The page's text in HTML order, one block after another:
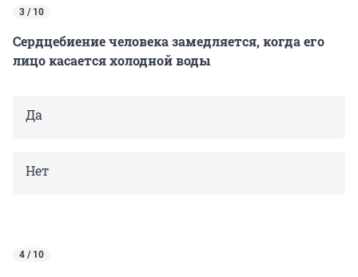
3 / 10
Сердцебиение человека замедляется, когда его
лицо касается холодной воды
Да
Нет
4 / 10